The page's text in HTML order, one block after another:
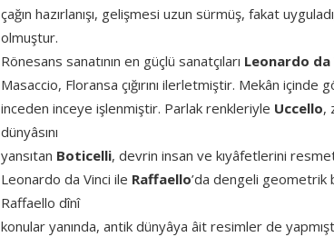
çağın hazırlanışı, gelişmesi uzun sürmüş, fakat
olmuştur.
Rönesans sanatının en güçlü sanatçıları Leonardo da
Masaccio, Floransa çığırını ilerletmiştir. Mekân
inceden inceye işlenmiştir. Parlak renkleriyle Uccello,
dünyâsını
yansıtan Boticelli, devrin insan ve kıyâfetlerini
Leonardo da Vinci ile Raffaello’da dengeli geometrik
Raffaello dînî
konular yanında, antik dünyâya âit resimler de